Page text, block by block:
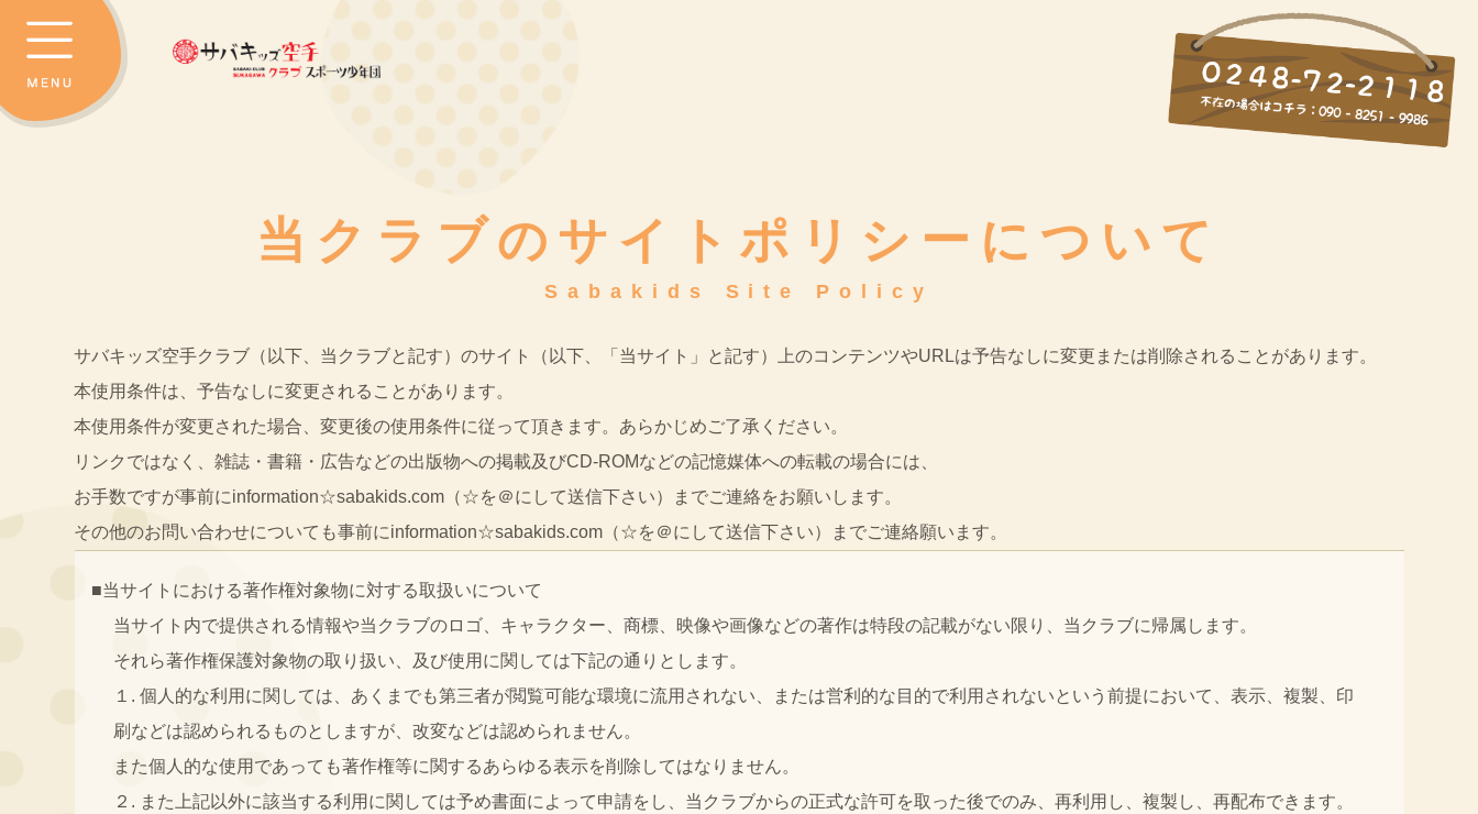
当クラブのサイトポリシーについて
Sabakids Site Policy
サバキッズ空手クラブ（以下、当クラブと記す）のサイト（以下、「当サイト」と記す）上のコンテンツやURLは予告なしに変更または削除されることがあります。
本使用条件は、予告なしに変更されることがあります。
本使用条件が変更された場合、変更後の使用条件に従って頂きます。あらかじめご了承ください。
リンクではなく、雑誌・書籍・広告などの出版物への掲載及びCD-ROMなどの記憶媒体への転載の場合には、
お手数ですが事前にinformation☆sabakids.com（☆を＠にして送信下さい）までご連絡をお願いします。
その他のお問い合わせについても事前にinformation☆sabakids.com（☆を＠にして送信下さい）までご連絡願います。
■当サイトにおける著作権対象物に対する取扱いについて
当サイト内で提供される情報や当クラブのロゴ、キャラクター、商標、映像や画像などの著作は特段の記載がない限り、当クラブに帰属します。
それら著作権保護対象物の取り扱い、及び使用に関しては下記の通りとします。
１. 個人的な利用に関しては、あくまでも第三者が閲覧可能な環境に流用されない、または営利的な目的で利用されないという前提において、表示、複製、印
刷などは認められるものとしますが、改変などは認められません。
また個人的な使用であっても著作権等に関するあらゆる表示を削除してはなりません。
２. また上記以外に該当する利用に関しては予め書面によって申請をし、当クラブからの正式な許可を取った後でのみ、再利用し、複製し、再配布できます。